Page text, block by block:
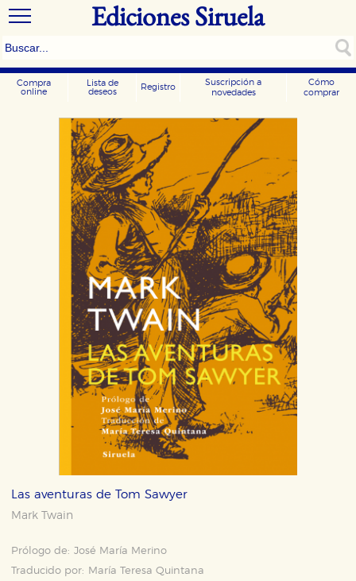
Ediciones Siruela
Compra
online
Lista de
deseos
Registro
Suscripción a
novedades
Cómo
comprar
Las aventuras de Tom Sawyer
Mark Twain
Prólogo de: José María Merino
Traducido por:
María Teresa Quintana